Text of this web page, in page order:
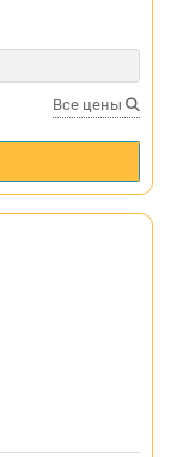
Все цены